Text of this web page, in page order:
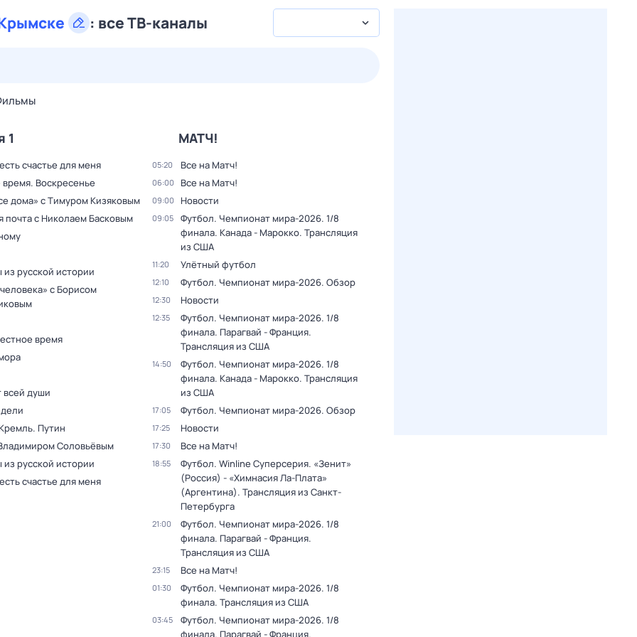
: все ТВ-каналы
1
счастье для меня
Воскресенье
дома» с Тимуром Кизяковым
почта с Николаем Басковым
из русской истории
с Борисом
время
всей души
Путин
Соловьёвым
из русской истории
счастье для меня
МАТЧ!
05:20 Все на Матч!
06:00 Все на Матч!
09:00 Новости
09:05
Футбол. Чемпионат мира-2026. 1/8
финала. Канада - Марокко. Трансляция
из США
11:20 Улётный футбол
12:10 Футбол. Чемпионат мира-2026. Обзор
12:30 Новости
12:35
Футбол. Чемпионат мира-2026. 1/8
финала. Парагвай - Франция.
Трансляция из США
14:50
Футбол. Чемпионат мира-2026. 1/8
финала. Канада - Марокко. Трансляция
из США
17:05 Футбол. Чемпионат мира-2026. Обзор
17:25 Новости
17:30 Все на Матч!
18:55
Футбол. Winline Суперсерия. «Зенит»
(Россия) - «Химнасия Ла-Плата»
(Аргентина). Трансляция из Санкт-
Петербурга
21:00
Футбол. Чемпионат мира-2026. 1/8
финала. Парагвай - Франция.
Трансляция из США
23:15 Все на Матч!
01:30
Футбол. Чемпионат мира-2026. 1/8
финала. Трансляция из США
03:45
Футбол. Чемпионат мира-2026. 1/8
финала. Парагвай - Франция.